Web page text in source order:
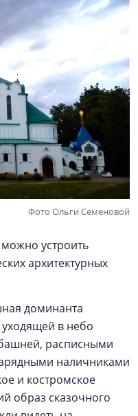
Фото Ольги Семеновой
устроить
архитектурных
доминанта
в небо
расписными
наличниками
и костромское
образ сказочного